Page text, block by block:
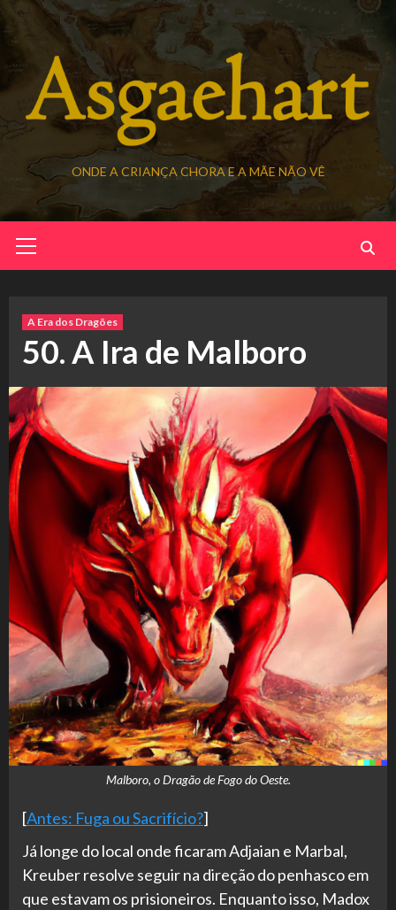
Skip
to
content
ONDE A CRIANÇA CHORA E A MÃE NÃO VÊ
Menu
A Era dos Dragões
50. A Ira de Malboro
Malboro, o Dragão de Fogo do Oeste.
[Antes: Fuga ou Sacrifício?]
Já longe do local onde ficaram Adjaian e Marbal,
Kreuber resolve seguir na direção do penhasco em
que estavam os prisioneiros. Enquanto isso, Madox